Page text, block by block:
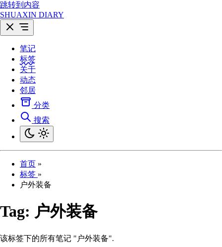
跳转到内容
SHUAXIN DIARY
笔记
标签
关于
动态
邻居
分类
搜索
首页 »
标签 »
户外装备
Tag: 户外装备
该标签下的所有笔记 "户外装备".